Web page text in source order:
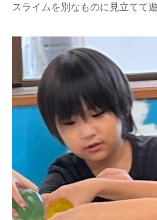
スライムを別なものに見立てて